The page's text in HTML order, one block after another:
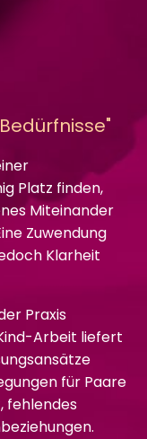
Platz finden,
Miteinander
Zuwendung
Klarheit
Praxis
Arbeit liefert
für Paare
fehlendes